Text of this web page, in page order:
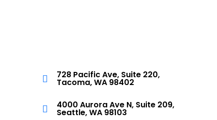
728 Pacific Ave, Suite 220,
Tacoma, WA 98402
4000 Aurora Ave N, Suite 209,
Seattle, WA 98103